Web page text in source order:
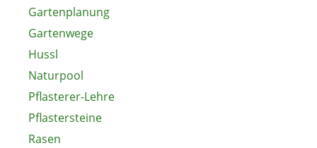
Gartenplanung
Gartenwege
Hussl
Naturpool
Pflasterer-Lehre
Pflastersteine
Rasen